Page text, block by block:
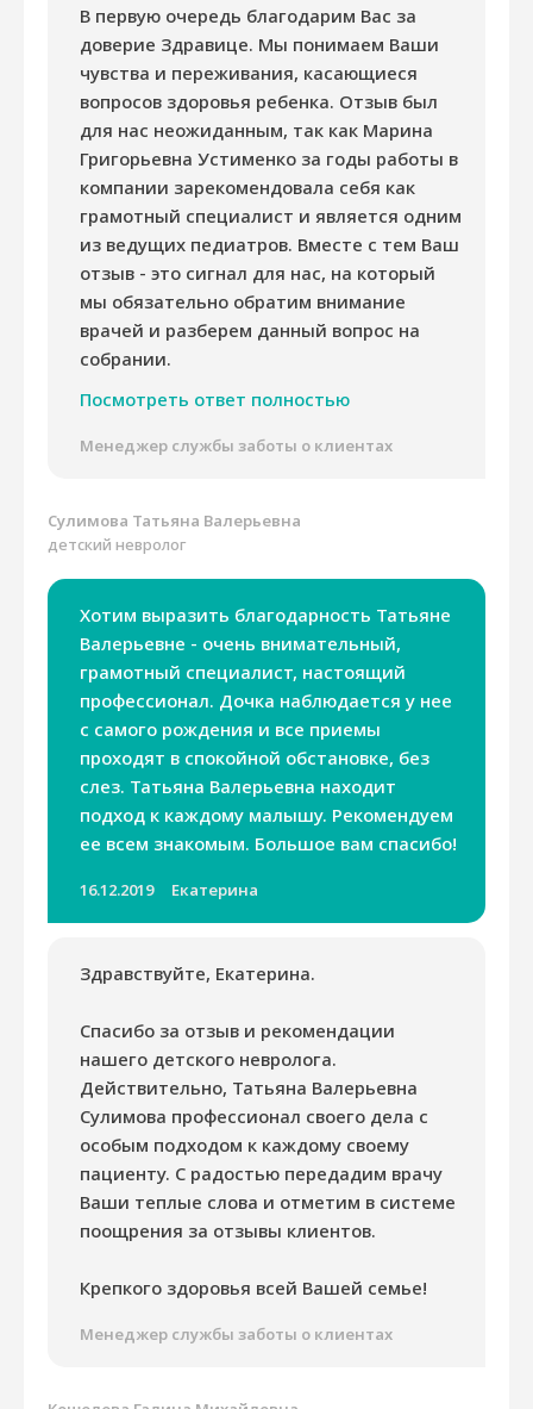
В первую очередь благодарим Вас за
доверие Здравице. Мы понимаем Ваши
чувства и переживания, касающиеся
вопросов здоровья ребенка. Отзыв был
для нас неожиданным, так как Марина
Григорьевна Устименко за годы работы в
компании зарекомендовала себя как
грамотный специалист и является одним
из ведущих педиатров. Вместе с тем Ваш
отзыв - это сигнал для нас, на который
мы обязательно обратим внимание
врачей и разберем данный вопрос на
собрании.
Посмотреть ответ полностью
Менеджер службы заботы о клиентах
Сулимова Татьяна Валерьевна
детский невролог
Хотим выразить благодарность Татьяне
Валерьевне - очень внимательный,
грамотный специалист, настоящий
профессионал. Дочка наблюдается у нее
с самого рождения и все приемы
проходят в спокойной обстановке, без
слез. Татьяна Валерьевна находит
подход к каждому малышу. Рекомендуем
ее всем знакомым. Большое вам спасибо!
16.12.2019 Екатерина
Здравствуйте, Екатерина.
Спасибо за отзыв и рекомендации
нашего детского невролога.
Действительно, Татьяна Валерьевна
Сулимова профессионал своего дела с
особым подходом к каждому своему
пациенту. С радостью передадим врачу
Ваши теплые слова и отметим в системе
поощрения за отзывы клиентов.
Крепкого здоровья всей Вашей семье!
Менеджер службы заботы о клиентах